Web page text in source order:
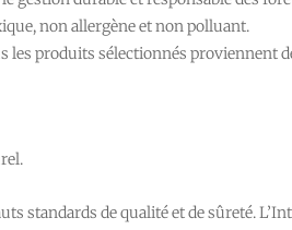
non allergène et non polluant.
les produits sélectionnés proviennent
standards de qualité et de sûreté.